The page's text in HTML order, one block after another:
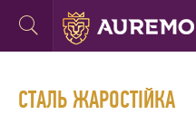
СТАЛЬ ЖАРОСТІЙКА